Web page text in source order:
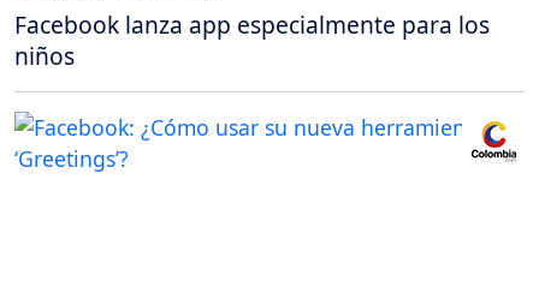
Facebook lanza app especialmente para los
niños